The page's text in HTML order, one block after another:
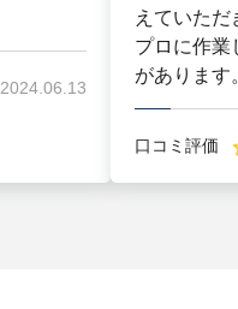
2024.06.13
えていただ
プロに作業
があります
口コミ評価